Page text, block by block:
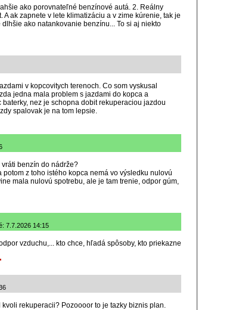
ako porovnateľné benzínové autá. 2. Reálny
ak zapnete v lete klimatizáciu a v zime kúrenie, tak je
ako natankovanie benzínu... To si aj niekto
v kopcovitych terenoch. Co som vyskusal
jedna mala problem s jazdami do kopca a
nez je schopna dobit rekuperaciou jazdou
spalovak je na tom lepsie.
benzín do nádrže?
z toho istého kopca nemá vo výsledku nulovú
mala nulovú spotrebu, ale je tam trenie, odpor gúm,
7.7.2026 14:15
vzduchu,... kto chce, hľadá spôsoby, kto priekazne
rekuperacii? Pozoooor to je tazky biznis plan.